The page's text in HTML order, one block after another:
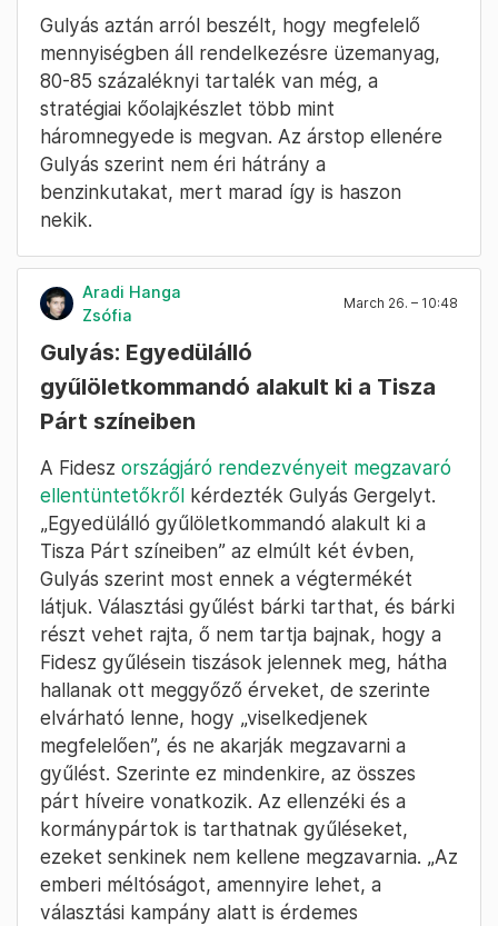
Gulyás aztán arról beszélt, hogy megfelelő
mennyiségben áll rendelkezésre üzemanyag,
80-85 százaléknyi tartalék van még, a
stratégiai kőolajkészlet több mint
háromnegyede is megvan. Az árstop ellenére
Gulyás szerint nem éri hátrány a
benzinkutakat, mert marad így is haszon
nekik.
Aradi Hanga
Zsófia
March 26. – 10:48
Gulyás: Egyedülálló
gyűlöletkommandó alakult ki a Tisza
Párt színeiben
A Fidesz országjáró rendezvényeit megzavaró
ellentüntetőkről kérdezték Gulyás Gergelyt.
„Egyedülálló gyűlöletkommandó alakult ki a
Tisza Párt színeiben” az elmúlt két évben,
Gulyás szerint most ennek a végtermékét
látjuk. Választási gyűlést bárki tarthat, és bárki
részt vehet rajta, ő nem tartja bajnak, hogy a
Fidesz gyűlésein tiszások jelennek meg, hátha
hallanak ott meggyőző érveket, de szerinte
elvárható lenne, hogy „viselkedjenek
megfelelően”, és ne akarják megzavarni a
gyűlést. Szerinte ez mindenkire, az összes
párt híveire vonatkozik. Az ellenzéki és a
kormánypártok is tarthatnak gyűléseket,
ezeket senkinek nem kellene megzavarnia. „Az
emberi méltóságot, amennyire lehet, a
választási kampány alatt is érdemes